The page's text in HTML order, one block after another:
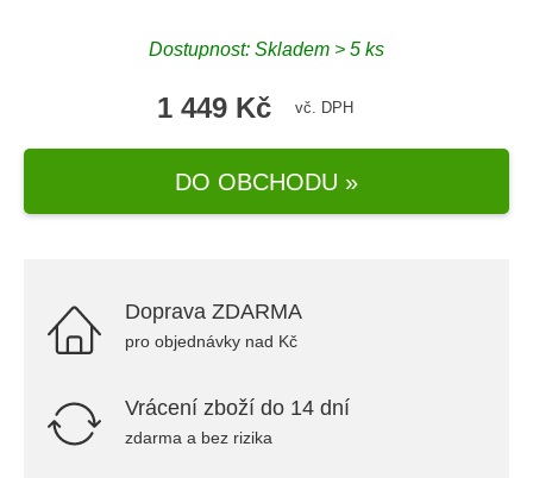
Dostupnost: Skladem > 5 ks
1 449 Kč vč. DPH
DO OBCHODU »
Doprava ZDARMA
pro objednávky nad Kč
Vrácení zboží do 14 dní
zdarma a bez rizika